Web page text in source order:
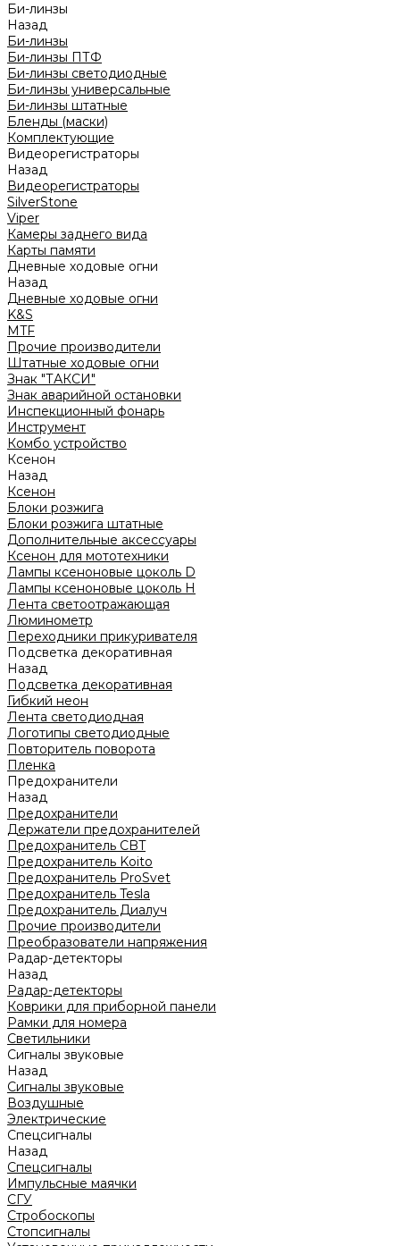
Би-линзы
Назад
Би-линзы
Би-линзы ПТФ
Би-линзы светодиодные
Би-линзы универсальные
Би-линзы штатные
Бленды (маски)
Комплектующие
Видеорегистраторы
Назад
Видеорегистраторы
SilverStone
Viper
Камеры заднего вида
Карты памяти
Дневные ходовые огни
Назад
Дневные ходовые огни
K&S
MTF
Прочие производители
Штатные ходовые огни
Знак "ТАКСИ"
Знак аварийной остановки
Инспекционный фонарь
Инструмент
Комбо устройство
Ксенон
Назад
Ксенон
Блоки розжига
Блоки розжига штатные
Дополнительные аксессуары
Ксенон для мототехники
Лампы ксеноновые цоколь D
Лампы ксеноновые цоколь H
Лента светоотражающая
Люминометр
Переходники прикуривателя
Подсветка декоративная
Назад
Подсветка декоративная
Гибкий неон
Лента светодиодная
Логотипы светодиодные
Повторитель поворота
Пленка
Предохранители
Назад
Предохранители
Держатели предохранителей
Предохранитель CBT
Предохранитель Koito
Предохранитель ProSvet
Предохранитель Tesla
Предохранитель Диалуч
Прочие производители
Преобразователи напряжения
Радар-детекторы
Назад
Радар-детекторы
Коврики для приборной панели
Рамки для номера
Светильники
Сигналы звуковые
Назад
Сигналы звуковые
Воздушные
Электрические
Спецсигналы
Назад
Спецсигналы
Импульсные маячки
СГУ
Стробоскопы
Стопсигналы